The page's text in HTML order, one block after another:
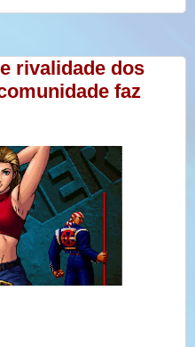
rivalidade dos
faz